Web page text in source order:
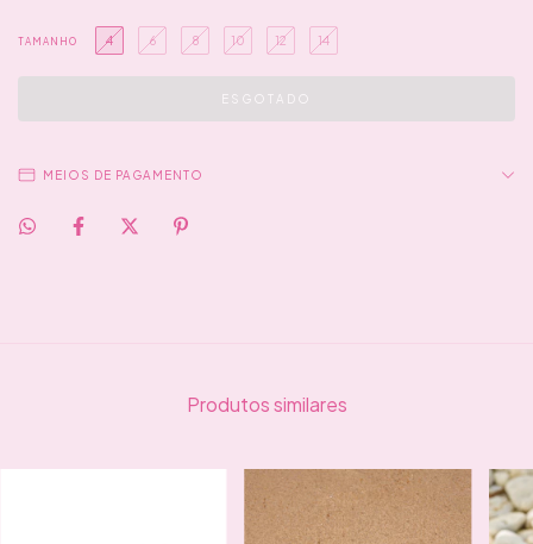
TAMANHO 4 6 8 10 12 14
MEIOS DE PAGAMENTO
Produtos similares